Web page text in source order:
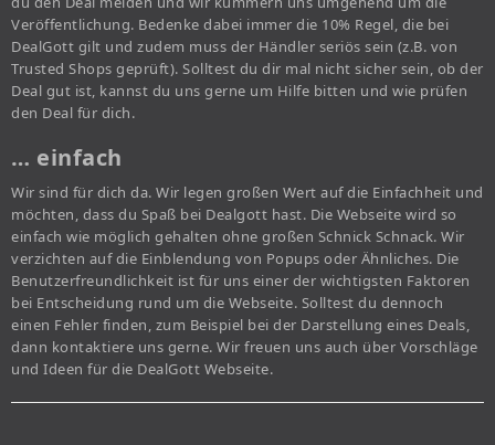
Veröffentlichung. Bedenke dabei immer die 10% Regel, die bei
DealGott gilt und zudem muss der Händler seriös sein (z.B. von
Trusted Shops geprüft). Solltest du dir mal nicht sicher sein, ob der
Deal gut ist, kannst du uns gerne um Hilfe bitten und wie prüfen
den Deal für dich.
… einfach
Wir sind für dich da. Wir legen großen Wert auf die Einfachheit und
möchten, dass du Spaß bei Dealgott hast. Die Webseite wird so
einfach wie möglich gehalten ohne großen Schnick Schnack. Wir
verzichten auf die Einblendung von Popups oder Ähnliches. Die
Benutzerfreundlichkeit ist für uns einer der wichtigsten Faktoren
bei Entscheidung rund um die Webseite. Solltest du dennoch
einen Fehler finden, zum Beispiel bei der Darstellung eines Deals,
dann kontaktiere uns gerne. Wir freuen uns auch über Vorschläge
und Ideen für die DealGott Webseite.